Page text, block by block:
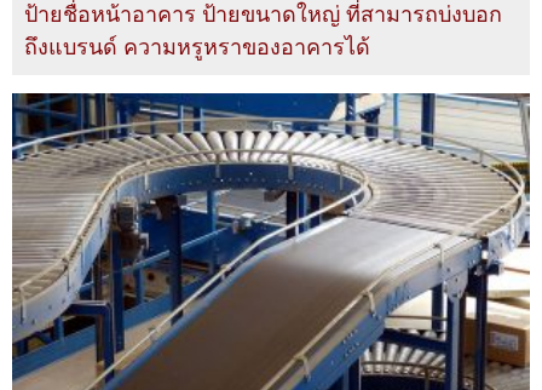
ป้ายชื่อหน้าอาคาร ป้ายขนาดใหญ่ ที่สามารถบ่งบอก
ถึงแบรนด์ ความหรูหราของอาคารได้